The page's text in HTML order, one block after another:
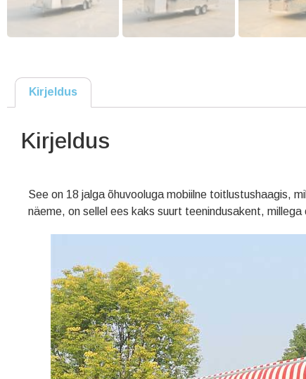
Kirjeldus
Kirjeldus
See on 18 jalga õhuvooluga mobiilne toitlustushaagis,
näeme, on sellel ees kaks suurt teenindusakent,